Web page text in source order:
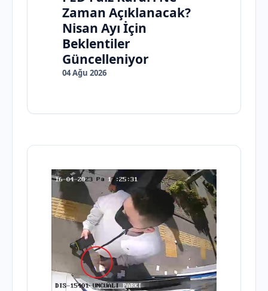
Zaman Açıklanacak?
Nisan Ayı İçin
Beklentiler
Güncelleniyor
04 Ağu 2026